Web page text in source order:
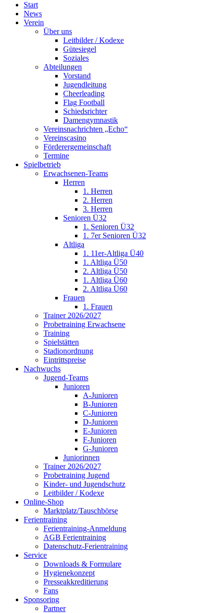
Start
News
Verein
Über uns
Leitbilder / Kodexe
Gütesiegel
Soziales
Abteilungen
Vorstand
Jugendleitung
Cheerleading
Flag Football
Schiedsrichter
Damengymnastik
Vereinsnachrichten „Echo“
Vereinscasino
Förderergemeinschaft
Termine
Spielbetrieb
Erwachsenen-Teams
Herren
1. Herren
2. Herren
3. Herren
Senioren Ü32
1. Senioren Ü32
1. 7er Senioren Ü32
Altliga
1. 11er-Altliga Ü40
1. Altliga Ü50
2. Altliga Ü50
1. Altliga Ü60
2. Altliga Ü60
Frauen
1. Frauen
Trainer 2026/2027
Probetraining Erwachsene
Training
Spielstätten
Stadionordnung
Eintrittspreise
Nachwuchs
Jugend-Teams
Junioren
A-Junioren
B-Junioren
C-Junioren
D-Junioren
E-Junioren
F-Junioren
G-Junioren
Juniorinnen
Trainer 2026/2027
Probetraining Jugend
Kinder- und Jugendschutz
Leitbilder / Kodexe
Online-Shop
Marktplatz/Tauschbörse
Ferientraining
Ferientraining-Anmeldung
AGB Ferientraining
Datenschutz-Ferientraining
Service
Downloads & Formulare
Hygienekonzept
Presseakkreditierung
Fans
Sponsoring
Partner